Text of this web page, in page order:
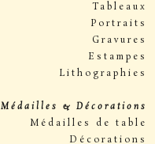
Tableaux
Portraits
Gravures
Estampes
Lithographies
Médailles & Décorations
Médailles de table
Décorations